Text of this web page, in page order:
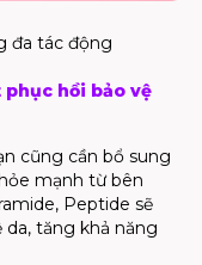
đa tác động
hồi bảo vệ
cũng cần bổ sung
mạnh từ bên
, Peptide sẽ
da, tăng khả năng